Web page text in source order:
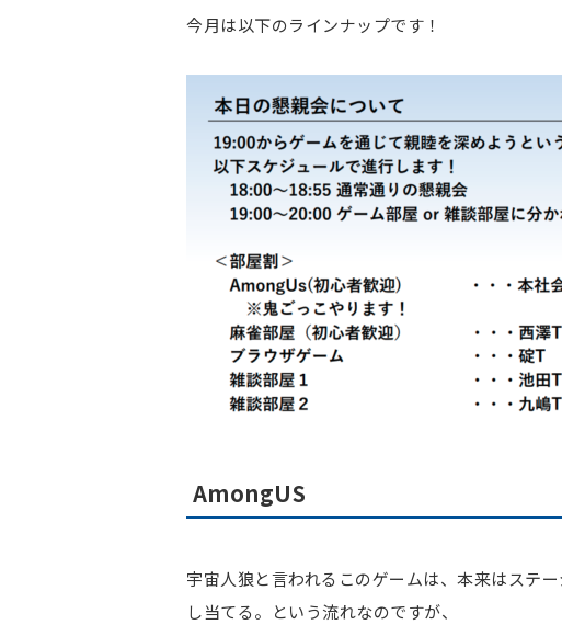
今月は以下のラインナップです！
AmongUS
宇宙人狼と言われるこのゲームは、本来はステ
し当てる。という流れなのですが、